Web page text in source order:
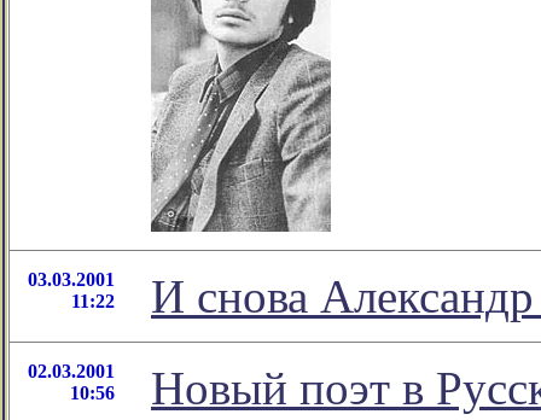
03.03.2001
11:22
И снова
02.03.2001
10:56
Новый поэт в